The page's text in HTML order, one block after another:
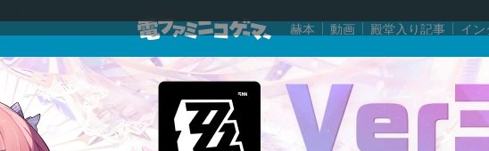
赫本 動画 殿堂入り記事 イ